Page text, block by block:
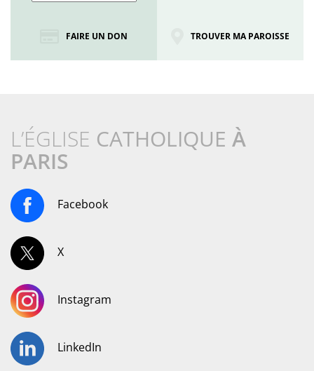
FAIRE UN DON TROUVER MA PAROISSE
L’ÉGLISE CATHOLIQUE À
PARIS
Facebook
X
Instagram
LinkedIn